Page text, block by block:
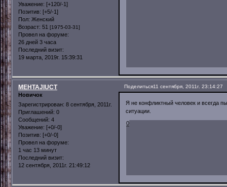
Уважение: [+120/-1]
Позитив: [+5/-1]
Пол: Женский
Возраст: 51 [1975-03-31]
Провел на форуме:
26 дней 3 часа
Последний визит:
19 марта, 2019г. 15:39:31
Поделиться11 сентября, 2011г. 23:14:27
MEHTAJlUCT
Новичок
Зарегистрирован: 8 сентября, 2011г.
Приглашений: 0
Сообщений: 4
Уважение: [+0/-0]
Позитив: [+0/-0]
Провел на форуме:
1 час 13 минут
Последний визит:
12 сентября, 2011г. 21:49:12
Я не конфликтный человек и всегда
ситуации.
0